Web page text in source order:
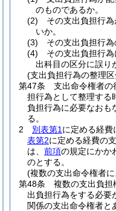
のものであるか。
(2)
その支出負担行
いか。
(3)
その支出負担行為
(4)
その支出負担行
出科目の区分に誤り
(支出負担行為の整理
第47条
支出命令権者の
担行為として整理する
負担行為に必要なおも
る。
2
別表第1 に定める経費
表第2に定める経費の
は、 前項の規定にかか
のとする。
(複数の支出命令権者
第48条
複数の支出負担
出負担行為をする必要
関係の支出命令権者と